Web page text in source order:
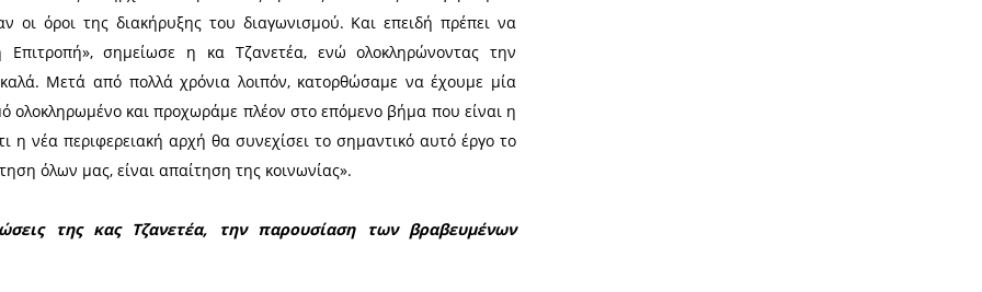
διάστημα. «Εγώ προσωπικά θα παραδώσω στην καινούργια περιφερειακή αρχή
Θα είναι ένα έργο το οποίο θα παρακολουθώ. Αυτό το έργο θα έχει τη
Πέτρου Τατούλη, τη δική μου και όλων των συνεργατών μας», σημείωσε.
και συγκινημένη γιατί είναι σημαντικό να είσαι χρήσιμος στον τόπο και
και στη συνέχεια παρουσίασε τις προτάσεις που έλαβαν τα ανωτέρω